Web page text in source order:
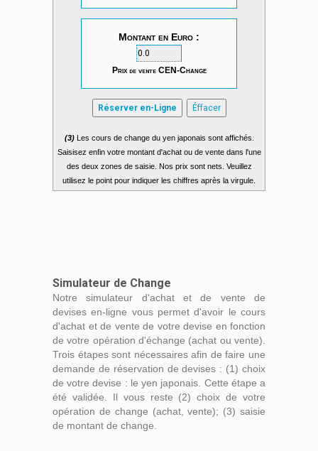
Montant en Euro :
Prix de venteCEN-Change
Réserver en-Ligne Éffacer
(3)Les cours de change du yen japonais sont affichés.
Saisisez enfin votre montant d'achat ou de vente dans l'une
des deux zones de saisie. Nos prix sont nets. Veuillez
utilisez le point pour indiquer les chiffres après la virgule.
Simulateur de Change
Notre simulateur d'achat et de vente de
devises en-ligne vous permet d'avoir le cours
d'achat et de vente de votre devise en fonction
de votre opération d'échange (achat ou vente).
Trois étapes sont nécessaires afin de faire une
demande de réservation de devises : (1) choix
de votre devise : le yen japonais. Cette étape a
été validée. Il vous reste (2) choix de votre
opération de change (achat, vente); (3) saisie
de montant de change.